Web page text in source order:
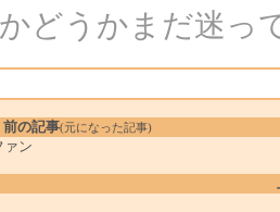
どうかまだ迷っ
前の記事(元になった記事)
ァン